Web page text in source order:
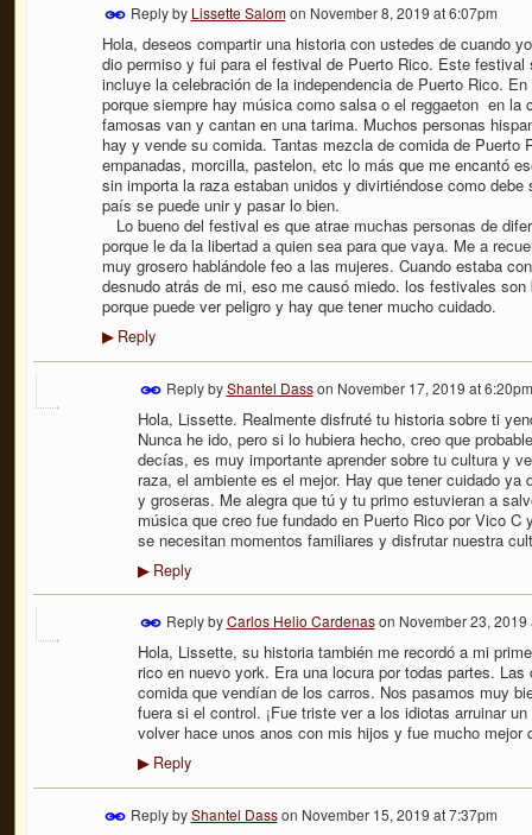
Reply by Lissette Salomon November 8, 2019 at 6:07pm
Hola, deseos compartir una historia con ustedes de cuando
dio permiso y fui para el festival de Puerto Rico. Este
incluye la celebración de la independencia de Puerto Rico.
porque siempre hay música como salsa o el reggaeton en la
famosas van y cantan en una tarima. Muchos personas
hay y vende su comida. Tantas mezcla de comida de Puerto
empanadas, morcilla, pastelon, etc lo más que me encantó
sin importa la raza estaban unidos y divirtiéndose como
país se puede unir y pasar lo bien.
Lo bueno del festival es que atrae muchas personas de
porque le da la libertad a quien sea para que vaya. Me a
muy grosero hablándole feo a las mujeres. Cuando estaba
desnudo atrás de mi, eso me causó miedo. los festivales son
porque puede ver peligro y hay que tener mucho cuidado.
▶Reply
Reply byShantel Dasson November 17, 2019 at 6:20pm
Hola, Lissette. Realmente disfruté tu historia sobre ti
Nunca he ido, pero si lo hubiera hecho, creo que
decías, es muy importante aprender sobre tu cultura y
raza, el ambiente es el mejor. Hay que tener cuidado
y groseras. Me alegra que tú y tu primo estuvieran a
música que creo fue fundado en Puerto Rico por Vico
se necesitan momentos familiares y disfrutar nuestra
▶Reply
Reply byCarlos Helio Cardenason November 23, 2019
Hola, Lissette, su historia también me recordó a mi
rico en nuevo york. Era una locura por todas partes.
comida que vendían de los carros. Nos pasamos muy
fuera si el control. ¡Fue triste ver a los idiotas arruinar
volver hace unos anos con mis hijos y fue mucho mejor
▶Reply
Reply byShantel Dasson November 15, 2019 at 7:37pm